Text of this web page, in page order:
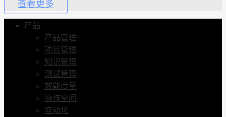
查看更多
产品
产品管理
项目管理
知识管理
测试管理
效能度量
协作空间
自动化